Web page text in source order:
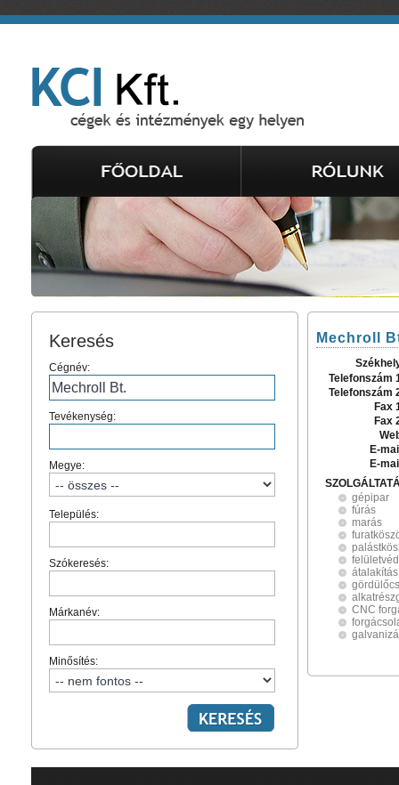
Keresés
Cégnév:
Tevékenység:
Megye:
Település:
Szókeresés:
Márkanév:
Minősítés:
Mechroll
Telefonszám
Telefonszám
Fax
Fax
E-
E-
gépipar
fúrás
marás
átalakítás
CNC